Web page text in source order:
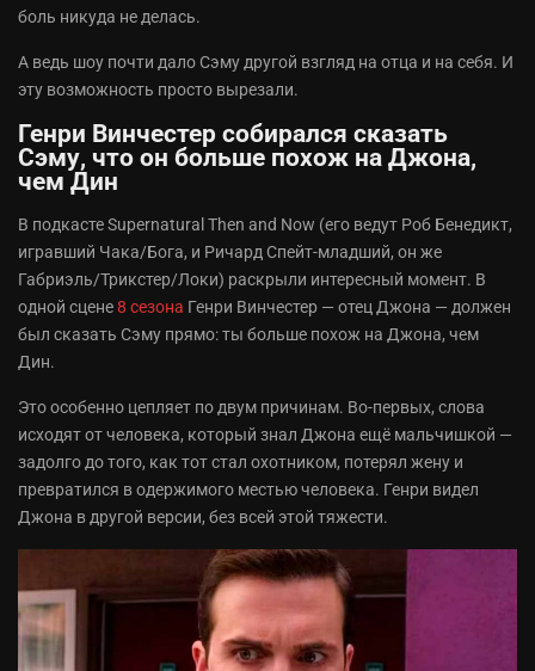
боль никуда не делась.
А ведь шоу почти дало Сэму другой взгляд на отца и на себя. И
эту возможность просто вырезали.
Генри Винчестер собирался сказать
Сэму, что он больше похож на Джона,
чем Дин
В подкасте Supernatural Then and Now (его ведут Роб Бенедикт,
игравший Чака/Бога, и Ричард Спейт-младший, он же
Габриэль/Трикстер/Локи) раскрыли интересный момент. В
одной сцене8 сезона Генри Винчестер — отец Джона — должен
был сказать Сэму прямо: ты больше похож на Джона, чем
Дин.
Это особенно цепляет по двум причинам. Во-первых, слова
исходят от человека, который знал Джона ещё мальчишкой —
задолго до того, как тот стал охотником, потерял жену и
превратился в одержимого местью человека. Генри видел
Джона в другой версии, без всей этой тяжести.